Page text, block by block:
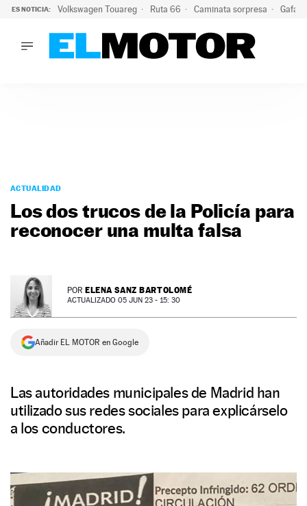
ES NOTICIA: Volkswagen Touareg Ruta 66 Caminata sorpresa Gafas
PODCAST
MOTOS
TECNOLOGÍA
PREMIOS
SERVICIOS
ACTUALIDAD
Los dos trucos de la Policía para
reconocer una multa falsa
POR ELENA SANZ BARTOLOMÉ
ACTUALIZADO 05 JUN 23 - 15: 30
Añadir EL MOTOR en Google
Las autoridades municipales de Madrid han
utilizado sus redes sociales para explicárselo
a los conductores.